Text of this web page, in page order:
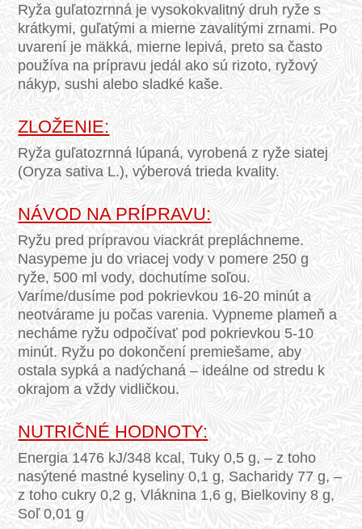
Ryža guľatozrnná je vysokokvalitný druh ryže s
krátkymi, guľatými a mierne zavalitými zrnami. Po
uvarení je mäkká, mierne lepivá, preto sa často
používa na prípravu jedál ako sú rizoto, ryžový
nákyp, sushi alebo sladké kaše.
ZLOŽENIE:
Ryža guľatozrnná lúpaná, vyrobená z ryže siatej
(Oryza sativa L.), výberová trieda kvality.
NÁVOD NA PRÍPRAVU:
Ryžu pred prípravou viackrát prepláchneme.
Nasypeme ju do vriacej vody v pomere 250 g
ryže, 500 ml vody, dochutíme soľou.
Varíme/dusíme pod pokrievkou 16-20 minút a
neotvárame ju počas varenia. Vypneme plameň a
necháme ryžu odpočívať pod pokrievkou 5-10
minút. Ryžu po dokončení premiešame, aby
ostala sypká a nadýchaná – ideálne od stredu k
okrajom a vždy vidličkou.
NUTRIČNÉ HODNOTY:
Energia 1476 kJ/348 kcal, Tuky 0,5 g, – z toho
nasýtené mastné kyseliny 0,1 g, Sacharidy 77 g, –
z toho cukry 0,2 g, Vláknina 1,6 g, Bielkoviny 8 g,
Soľ 0,01 g